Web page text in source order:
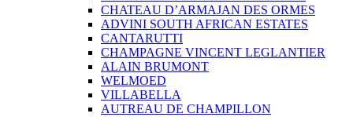
CHATEAU D’ARMAJAN DES ORMES
ADVINI SOUTH AFRICAN ESTATES
CANTARUTTI
CHAMPAGNE VINCENT LEGLANTIER
ALAIN BRUMONT
WELMOED
VILLABELLA
AUTREAU DE CHAMPILLON